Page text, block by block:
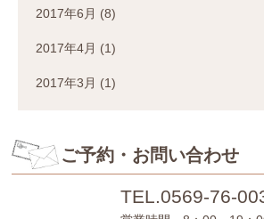
2017年6月 (8)
2017年4月 (1)
2017年3月 (1)
ご予約・お問い合わせ
TEL.0569-76-